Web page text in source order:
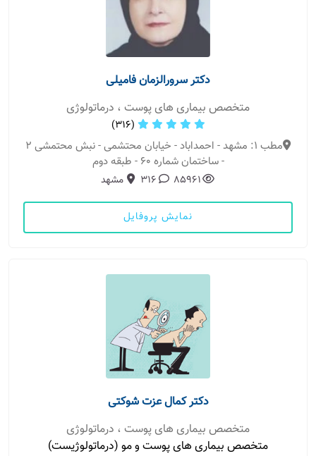
دکتر سرورالزمان فامیلی
متخصص بیماری های پوست ، درماتولوژی
(316)
مطب 1: مشهد - احمداباد - خیابان محتشمی - نبش محتمشی ۲
- ساختمان شماره ۶۰ - طبقه دوم
85961
316 مشهد
نمایش پروفایل
دکتر کمال عزت شوکتی
متخصص بیماری های پوست ، درماتولوژی
متخصص بیماری های پوست و مو (درماتولوژیست)